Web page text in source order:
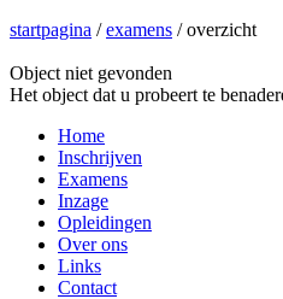
startpagina /examens / overzicht
Object niet gevonden
Het object dat u probeert te
Home
Inschrijven
Examens
Inzage
Opleidingen
Over ons
Links
Contact